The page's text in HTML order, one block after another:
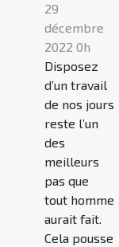
29
décembre
2022 0h
Disposez
d’un travail
de nos jours
reste l’un
des
meilleurs
pas que
tout homme
aurait fait.
Cela pousse